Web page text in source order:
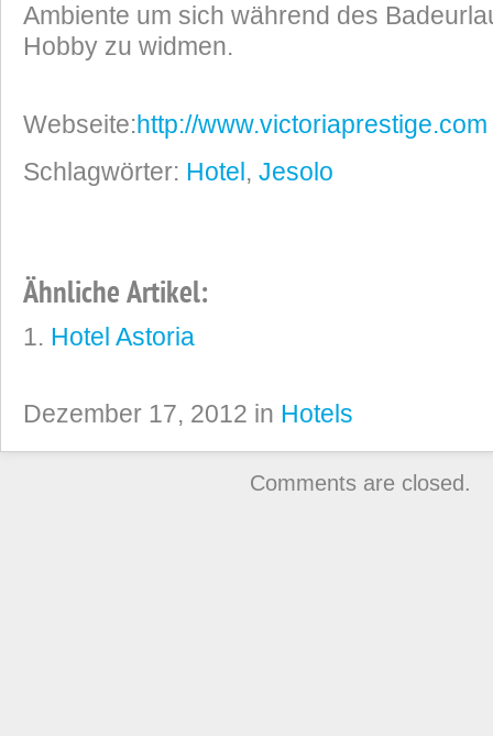
Ambiente um sich während des
Hobby zu widmen.
Webseite:http://www.victoriaprestige.com
Schlagwörter: Hotel, Jesolo
Ähnliche Artikel:
Hotel Astoria
Dezember 17, 2012 in Hotels
Comments are closed.